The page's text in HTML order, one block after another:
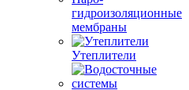
гидроизоляционные
мембраны
Утеплители